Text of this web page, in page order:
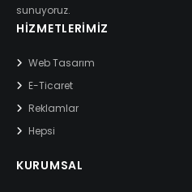
sunuyoruz.
HIZMETLERIMIZ
Web Tasarım
E-Ticaret
Reklamlar
Hepsi
KURUMSAL